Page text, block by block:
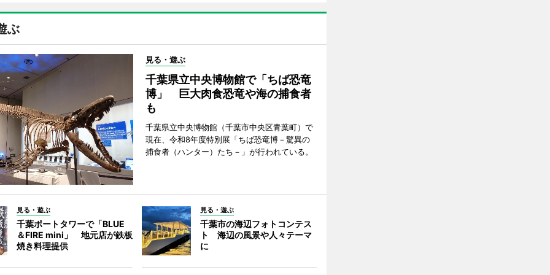
ぶ
見る・遊ぶ
千葉県立中央博物館で「ちば恐竜
博」 巨大肉食恐竜や海の捕食者
も
千葉県立中央博物館（千葉市中央区青葉町）で
現在、令和8年度特別展「ちば恐竜博－驚異の
捕食者（ハンター）たち－」が行われている。
見る・遊ぶ
千葉ポートタワーで「BLUE
＆FIRE mini」 地元店が鉄板
焼き料理提供
見る・遊ぶ
千葉市の海辺フォトコンテス
ト 海辺の風景や人々テーマ
に